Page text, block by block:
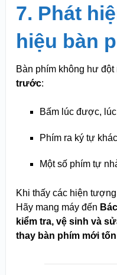
7. Phát
hiệu bàn
Bàn phím không hư đột
trước:
Bấm lúc được,
Phím ra ký tự
Một số phím tự
Khi thấy các hiện tượng
Hãy mang máy đến
kiểm tra, vệ sinh và
thay bàn phím mới